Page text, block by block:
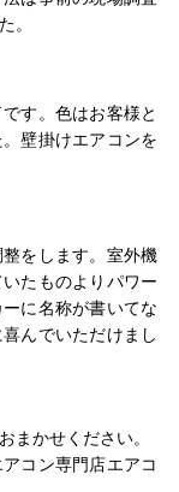
。
す。色はお客様と
壁掛けエアコンを
をします。室外機
たものよりパワー
に名称が書いてな
んでいただけまし
まかせください。
コン専門店エアコ